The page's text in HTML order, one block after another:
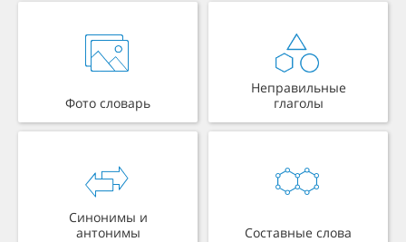
Фото словарь
Неправильные
глаголы
Синонимы и
антонимы
Составные слова